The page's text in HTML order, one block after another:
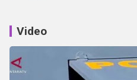
Video